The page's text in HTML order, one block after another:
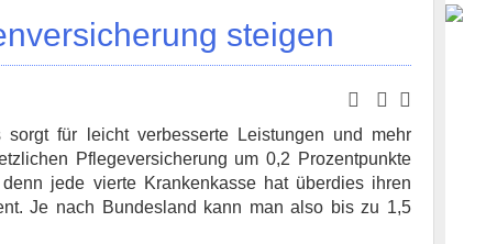
steigen
für leicht verbesserte Leistungen und mehr
Pflegeversicherung um 0,2 Prozentpunkte
jede vierte Krankenkasse hat überdies ihren
Je nach Bundesland kann man also bis zu 1,5